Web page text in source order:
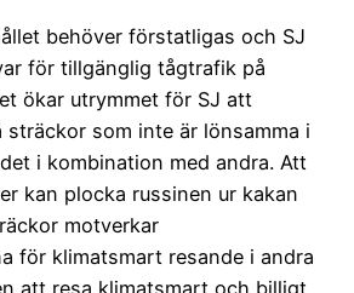
behöver förstatligas och SJ
för tillgänglig tågtrafik på
ökar utrymmet för SJ att
sträckor som inte är lönsamma i
i kombination med andra. Att
kan plocka russinen ur kakan
motverkar
för klimatsmart resande i andra